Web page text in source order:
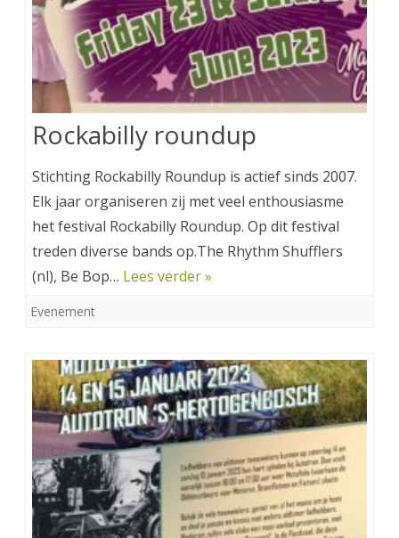
Rockabilly roundup
Stichting Rockabilly Roundup is actief sinds 2007.
Elk jaar organiseren zij met veel enthousiasme
het festival Rockabilly Roundup. Op dit festival
treden diverse bands op.The Rhythm Shufflers
(nl), Be Bop… Lees verder »
Evenement